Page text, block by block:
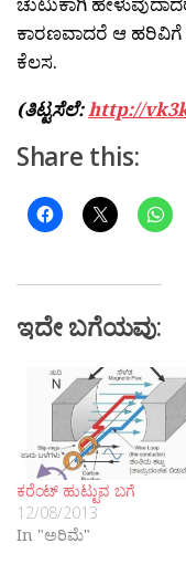
ಕಾರಣವಾದರೆ ಆ ಹರಿವಿಗೆ
ಕೆಲಸ.
(ತಿಟ್ಟಸೆಲೆ:http://
Share this:
ಇದೇ ಬಗೆಯವು:
ಕರೆಂಟ್ ಹುಟ್ಟುವ ಬಗೆ
12/08/2013
In "ಅರಿಮೆ"